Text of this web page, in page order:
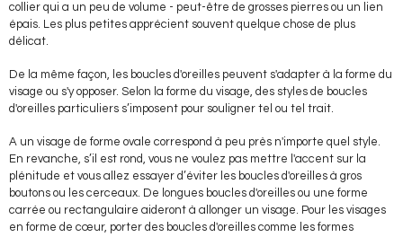
collier qui a un peu de volume - peut-être de grosses pierres ou un lien
épais. Les plus petites apprécient souvent quelque chose de plus
délicat.
De la même façon, les boucles d'oreilles peuvent s'adapter à la forme du
visage ou s'y opposer. Selon la forme du visage, des styles de boucles
d'oreilles particuliers s’imposent pour souligner tel ou tel trait.
A un visage de forme ovale correspond à peu près n'importe quel style.
En revanche, s’il est rond, vous ne voulez pas mettre l'accent sur la
plénitude et vous allez essayer d’éviter les boucles d'oreilles à gros
boutons ou les cerceaux. De longues boucles d'oreilles ou une forme
carrée ou rectangulaire aideront à allonger un visage. Pour les visages
en forme de cœur, porter des boucles d'oreilles comme les formes